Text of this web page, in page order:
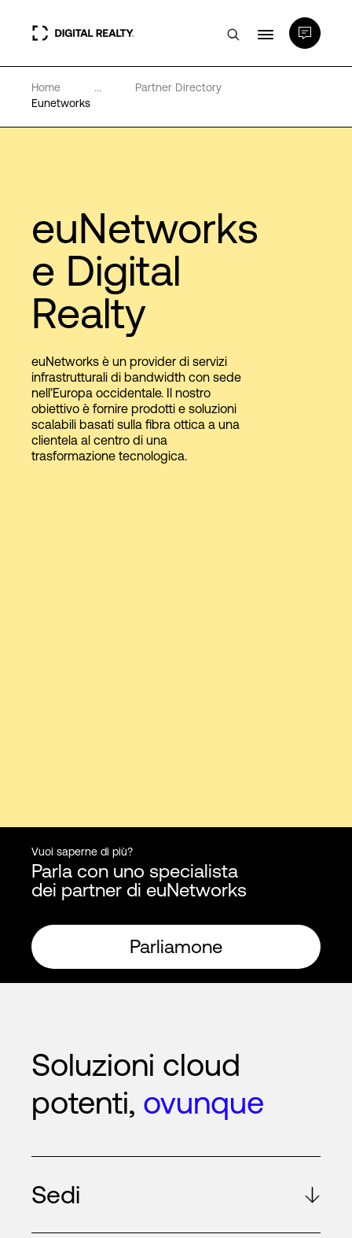
Data center
Chi Siamo
Accesso
Home ...
Partner Directory
Eunetworks
euNetworks
e Digital
Realty
euNetworks è un provider di servizi
infrastrutturali di bandwidth con sede
nell’Europa occidentale. Il nostro
obiettivo è fornire prodotti e soluzioni
scalabili basati sulla fibra ottica a una
clientela al centro di una
trasformazione tecnologica.
Vuoi saperne di più?
Parla con uno specialista
dei partner di euNetworks
Parliamone
Soluzioni cloud
potenti, ovunque
Sedi